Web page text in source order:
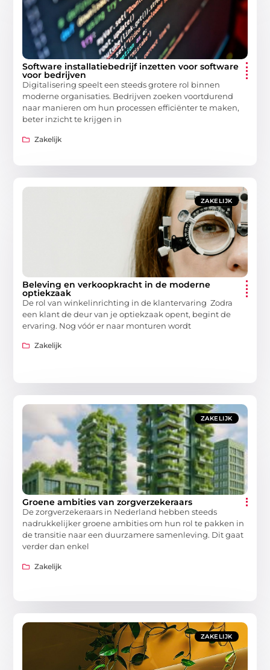
Software installatiebedrijf inzetten voor software
voor bedrijven
Digitalisering speelt een steeds grotere rol binnen
moderne organisaties. Bedrijven zoeken voortdurend
naar manieren om hun processen efficiënter te maken,
beter inzicht te krijgen in
Zakelijk
ZAKELIJK
Beleving en verkoopkracht in de moderne
optiekzaak
De rol van winkelinrichting in de klantervaring Zodra
een klant de deur van je optiekzaak opent, begint de
ervaring. Nog vóór er naar monturen wordt
Zakelijk
ZAKELIJK
Groene ambities van zorgverzekeraars
De zorgverzekeraars in Nederland hebben steeds
nadrukkelijker groene ambities om hun rol te pakken in
de transitie naar een duurzamere samenleving. Dit gaat
verder dan enkel
Zakelijk
ZAKELIJK